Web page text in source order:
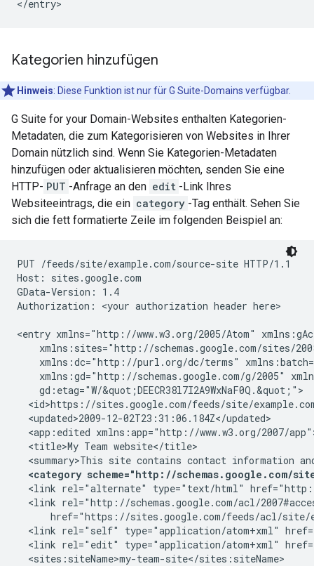
Kategorien hinzufügen
Hinweis: Diese Funktion ist nur für G Suite-Domains verfügbar.
G Suite for your Domain-Websites enthalten Kategorien-
Metadaten, die zum Kategorisieren von Websites in Ihrer
Domain nützlich sind. Wenn Sie Kategorien-Metadaten
hinzufügen oder aktualisieren möchten, senden Sie eine
HTTP- PUT -Anfrage an den edit -Link Ihres
Websiteeintrags, die ein category -Tag enthält. Sehen Sie
sich die fett formatierte Zeile im folgenden Beispiel an:
PUT /feeds/site/example.com/source-site HTTP/1.1
Host: sites.google.com
GData-Version: 1.4
Authorization: <your authorization header here>
<entry xmlns="http://www.w3.org/2005/Atom"
xmlns:sites="http://schemas.google.com/sites/
xmlns:dc="http://purl.org/dc/terms"
xmlns:gd="http://schemas.google.com/g/2005"
    gd:etag="W/&quot;DEECR38l7I2A9WxNaF0Q.&quot;">
  <id>https://sites.google.com/feeds/site/
  <updated>2009-12-02T23:31:06.184Z</updated>
<app:edited xmlns:app="http://www.w3.org/2007/
  <title>My Team website</title>
<summary>This site contains contact information
<category scheme="http://schemas.google.com/
<link rel="alternate" type="text/html"
<link rel="http://schemas.google.com/acl/
      href="https://sites.google.com/feeds/acl/site/
<link rel="self" type="application/atom+xml"
<link rel="edit" type="application/atom+xml"
  <sites:siteName>
my-team-site</sites:siteName>